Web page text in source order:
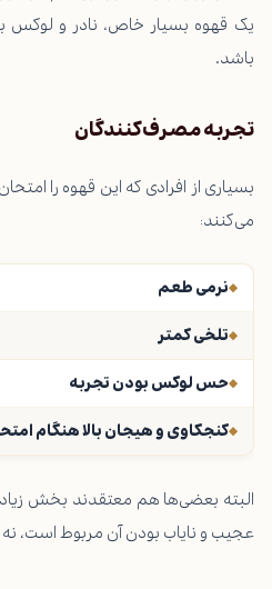
یک قهوه بسیار خاص، نادر و لوکس
باشد.
تجربه مصرف‌کنندگان
بسیاری از افرادی که این قهوه را
می‌کنند:
نرمی طعم
تلخی کمتر
حس لوکس بودن تجربه
کنجکاوی و هیجان بالا هنگام
البته بعضی‌ها هم معتقدند بخش
عجیب و نایاب بودن آن مربوط است،